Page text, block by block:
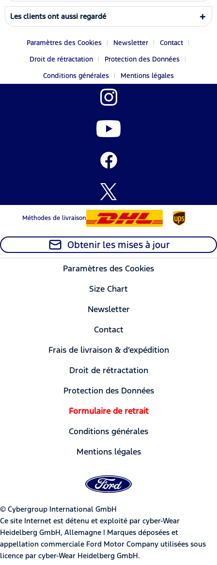
Les clients ont aussi regardé
Paramètres des Cookies Newsletter
Contact
Droit de rétractation
Protection des Données
Conditions générales
Mentions légales
Méthodes de livraison
Obtenir les mises à jour
Paramètres des Cookies
Size Chart
Newsletter
Contact
Frais de livraison & d’expédition
Droit de rétractation
Protection des Données
Formulaire de retrait
Conditions générales
Mentions légales
© Cybergroup International GmbH
Ce site Internet est détenu et exploité par cyber-Wear
Heidelberg GmbH, Allemagne | Marques déposées et
appellation commerciale Ford Motor Company utilisées sous
licence par cyber-Wear Heidelberg GmbH.